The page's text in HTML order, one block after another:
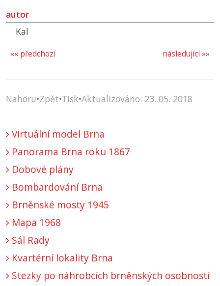
autor
Kal
následující »»
«« předchozí
Nahoru•Zpět•Tisk•Aktualizováno: 23. 05. 2018
Virtuální model Brna
Panorama Brna roku 1867
Dobové plány
Bombardování Brna
Brněnské mosty 1945
Mapa 1968
Sál Rady
Kvartérní lokality Brna
Stezky po náhrobcích brněnských osobností